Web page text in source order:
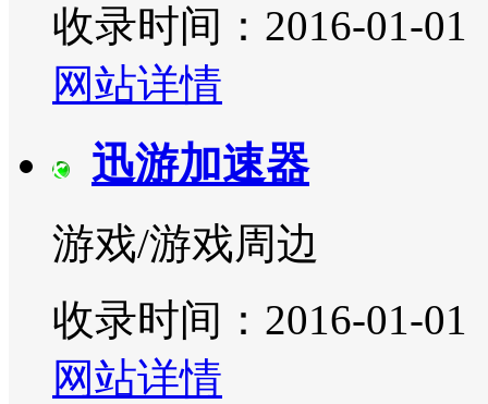
收录时间：2016-01-01
网站详情
迅游加速器
游戏/游戏周边
收录时间：2016-01-01
网站详情